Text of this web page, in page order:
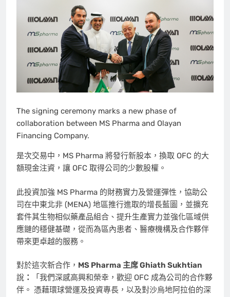
The signing ceremony marks a new phase of
collaboration between MS Pharma and Olayan
Financing Company.
是次交易中，MS Pharma 將發行新股本，換取 OFC 的大
額現金注資，讓 OFC 取得公司的少數股權。
此投資加強 MS Pharma 的財務實力及營運彈性，協助公
司在中東北非 (MENA) 地區推行進取的增長藍圖，並擴充
套件其生物相似藥產品組合、提升生產實力並強化區域供
應鏈的穩健基礎，從而為區內患者、醫療機構及合作夥伴
帶來更卓越的服務。
對於這次新合作， MS Pharma 主席 Ghiath Sukhtian
說 ：
「我們深感高興和榮幸，歡迎 OFC 成為公司的合作夥
伴。 憑藉環球營運及投資專長，以及對沙烏地阿拉伯的深